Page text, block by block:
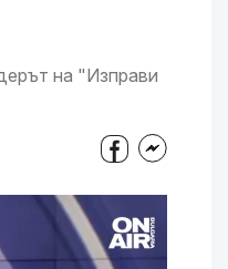
на "Изправи